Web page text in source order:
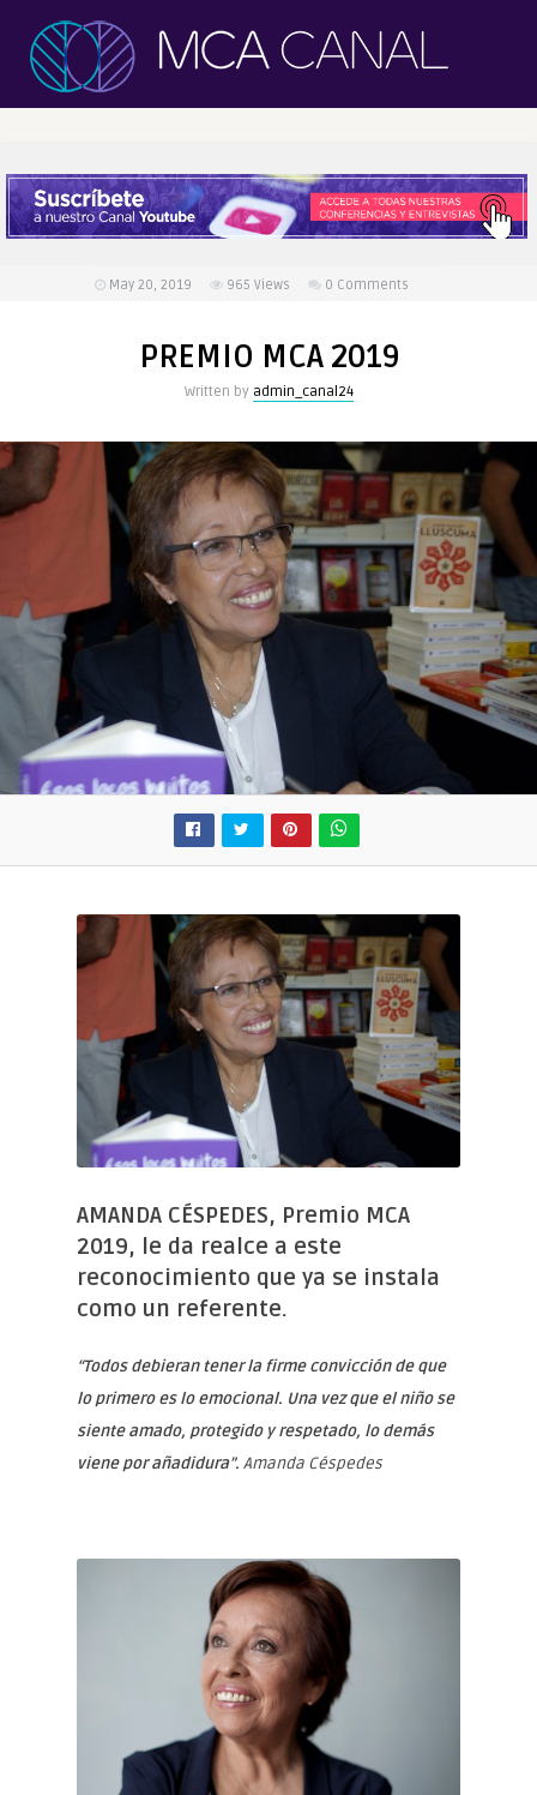
May 20, 2019 965 Views 0 Comments
PREMIO MCA 2019
Written by admin_canal24
AMANDA CÉSPEDES, Premio MCA
2019, le da realce a este
reconocimiento que ya se instala
como un referente.
“Todos debieran tener la firme convicción de que
lo primero es lo emocional. Una vez que el niño se
siente amado, protegido y respetado, lo demás
viene por añadidura”. Amanda Céspedes